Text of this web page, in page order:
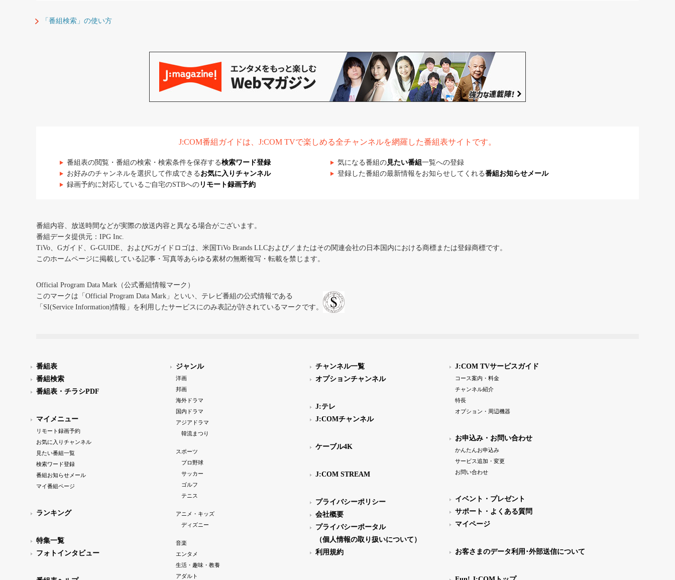
「番組検索」の使い方
J:COM番組ガイドは、J:COM TVで楽しめる全チャンネルを網羅した番組表サイトです。
番組表の閲覧・番組の検索・検索条件を保存する検索ワード登録 気になる番組の見たい番組 一覧への登録
お好みのチャンネルを選択して作成できる お気に入りチャンネル 登録した番組の最新情報をお知らせしてくれる番組お知らせメール
録画予約に対応しているご自宅のSTBへの リモート録画予約
番組内容、放送時間などが実際の放送内容と異なる場合がございます。
番組データ提供元：IPG Inc.
TiVo、Gガイド、G-GUIDE、およびGガイドロゴは、米国TiVo Brands LLCおよび／またはその関連会社の日本国内における商標または登録商標です。
このホームページに掲載している記事・写真等あらゆる素材の無断複写・転載を禁じます。
Official Program Data Mark（公式番組情報マーク）
このマークは「Official Program Data Mark」といい、テレビ番組の公式情報である
「SI(Service Information)情報」を利用したサービスにのみ表記が許されているマークです。
番組表
番組検索
番組表・チラシPDF
マイメニュー
リモート録画予約
お気に入りチャンネル
見たい番組一覧
検索ワード登録
番組お知らせメール
マイ番組ページ
ランキング
特集一覧
フォトインタビュー
ジャンル
洋画
邦画
海外ドラマ
国内ドラマ
アジアドラマ
韓流まつり
スポーツ
プロ野球
サッカー
ゴルフ
テニス
アニメ・キッズ
ディズニー
音楽
エンタメ
生活・趣味・教養
アダルト
チャンネル一覧
オプションチャンネル
J:テレ
J:COMチャンネル
ケーブル4K
J:COM STREAM
プライバシーポリシー
会社概要
プライバシーポータル
（個人情報の取り扱いについて）
利用規約
J:COM TVサービスガイド
コース案内・料金
チャンネル紹介
特長
オプション・周辺機器
お申込み・お問い合わせ
かんたんお申込み
サービス追加・変更
お問い合わせ
イベント・プレゼント
サポート・よくある質問
マイページ
お客さまのデータ利用･外部送信について